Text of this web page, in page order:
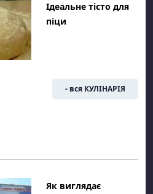
Ідеальне тісто для
піци
- вся КУЛІНАРІЯ
Як виглядає